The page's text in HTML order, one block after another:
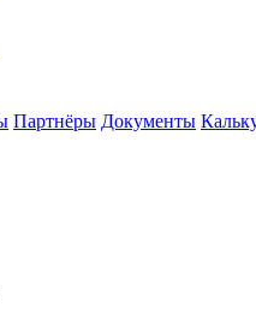
Партнёры Документы